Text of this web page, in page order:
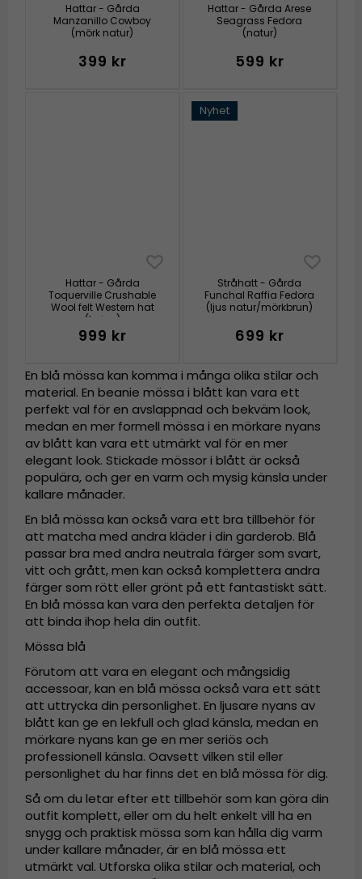
Hattar - Gårda
Manzanillo Cowboy
(mörk natur)
399 kr
Hattar - Gårda Arese
Seagrass Fedora
(natur)
599 kr
Hattar - Gårda
Toquerville Crushable
Wool felt Western hat
(beige)
999 kr
Nyhet
Stråhatt - Gårda
Funchal Raffia Fedora
(ljus natur/mörkbrun)
699 kr
En blå mössa kan komma i många olika stilar och
material. En beanie mössa i blått kan vara ett
perfekt val för en avslappnad och bekväm look,
medan en mer formell mössa i en mörkare nyans
av blått kan vara ett utmärkt val för en mer
elegant look. Stickade mössor i blått är också
populära, och ger en varm och mysig känsla under
kallare månader.
En blå mössa kan också vara ett bra tillbehör för
att matcha med andra kläder i din garderob. Blå
passar bra med andra neutrala färger som svart,
vitt och grått, men kan också komplettera andra
färger som rött eller grönt på ett fantastiskt sätt.
En blå mössa kan vara den perfekta detaljen för
att binda ihop hela din outfit.
Mössa blå
Förutom att vara en elegant och mångsidig
accessoar, kan en blå mössa också vara ett sätt
att uttrycka din personlighet. En ljusare nyans av
blått kan ge en lekfull och glad känsla, medan en
mörkare nyans kan ge en mer seriös och
professionell känsla. Oavsett vilken stil eller
personlighet du har finns det en blå mössa för dig.
Så om du letar efter ett tillbehör som kan göra din
outfit komplett, eller om du helt enkelt vill ha en
snygg och praktisk mössa som kan hålla dig varm
under kallare månader, är en blå mössa ett
utmärkt val. Utforska olika stilar och material, och